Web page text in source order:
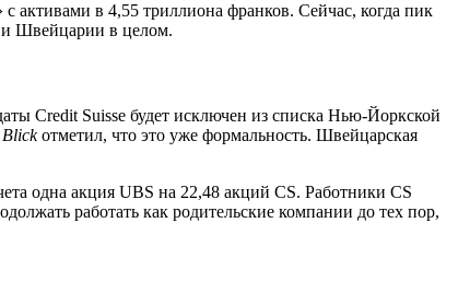
активами в 4,55 триллиона франков. Сейчас, когда пик
и Швейцарии в целом.
Credit Suisse будет исключен из списка Нью-Йоркской
Blickотметил, что это уже формальность. Швейцарская
одна акция UBS на 22,48 акций CS. Работники CS
работать как родительские компании до тех пор,